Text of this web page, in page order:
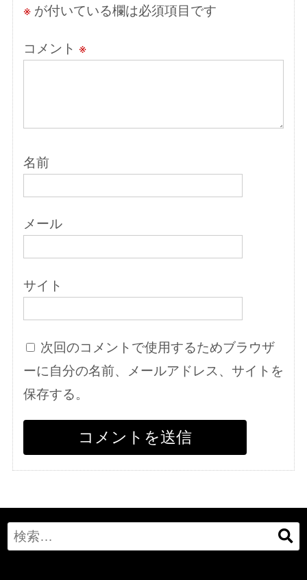
※が付いている欄は必須項目です
コメント ※
名前
メール
サイト
次回のコメントで使用するためブラウザ
ーに自分の名前、メールアドレス、サイトを
保存する。
Search
for: